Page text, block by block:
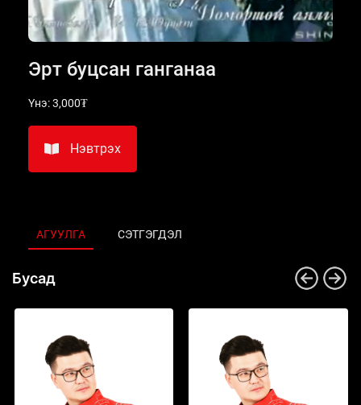
Эрт буцсан ганганаа
Үнэ:3,000₮
Нэвтрэх
АГУУЛГА СЭТГЭГДЭЛ
Бусад